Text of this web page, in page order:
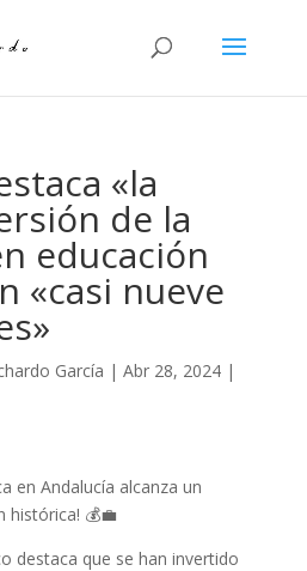
«la
de la
educación
«casi nueve
García | Abr 28, 2024|
en Andalucía alcanza un
histórica! 💰💼
destaca que se han invertido